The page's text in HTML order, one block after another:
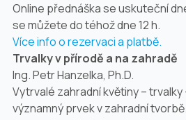
Online přednáška se uskuteční
se můžete do téhož dne 12 h.
Více info o rezervaci a platbě.
Trvalky v přírodě a na zahradě
Ing. Petr Hanzelka, Ph.D.
Vytrvalé zahradní květiny –
významný prvek v zahradní